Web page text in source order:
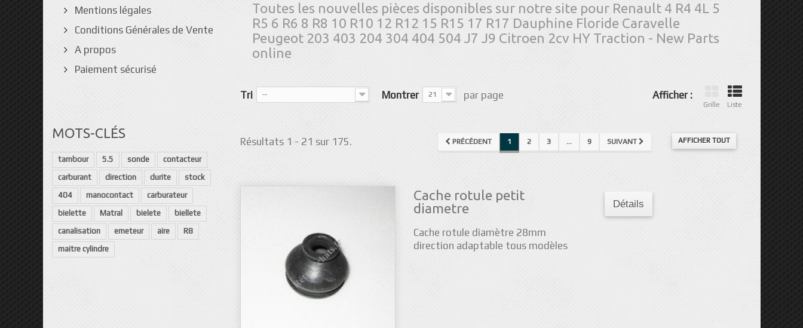
Mentions légales
Conditions Générales de Vente
A propos
Paiement sécurisé
MOTS-CLÉS
tambour 5.5 sonde
contacteur
carburant
direction durite
stock
404
manocontact
carburateur
bielette
Matral bielete
biellete
canalisation
emeteur aire
R8
maitre cylindre
Toutes les nouvelles pièces disponibles sur notre site pour Renault 4 R4 4L 5
R5 6 R6 8 R8 10 R10 12 R12 15 R15 17 R17 Dauphine Floride Caravelle
Peugeot 203 403 204 304 404 504 J7 J9 Citroen 2cv HY Traction - New Parts
online
Afficher :
Grille Liste
Tri -- Montrer 21 par page
AFFICHER TOUT
PRÉCÉDENT 1 2 3 ... 9 SUIVANT
Résultats 1 - 21 sur 175.
Cache rotule petit
diametre
Cache rotule diamètre 28mm
direction adaptable tous modèles
Détails